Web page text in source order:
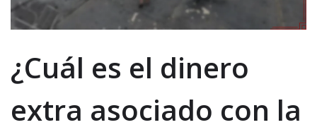
¿Cuál es el dinero
extra asociado con la